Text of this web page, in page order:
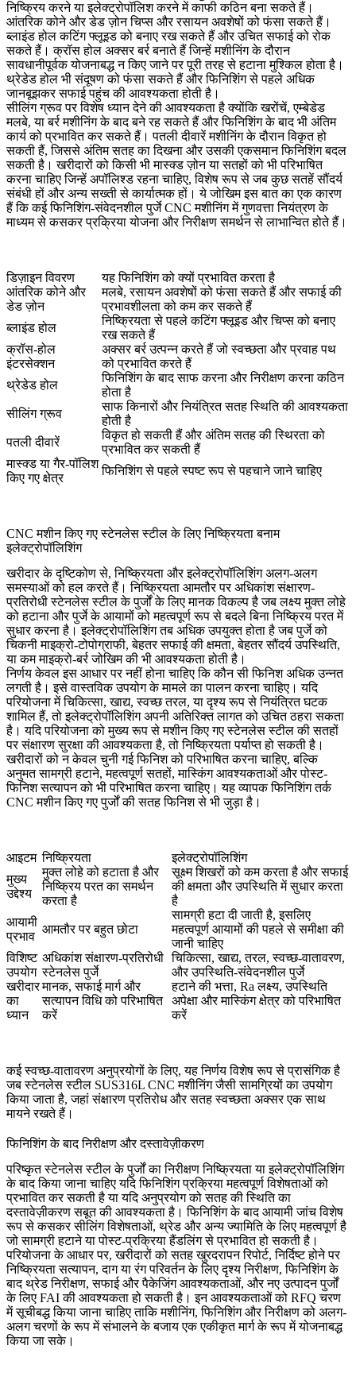
निष्क्रिय करने या इलेक्ट्रोपॉलिश करने में काफी कठिन बना सकते हैं।
आंतरिक कोने और डेड ज़ोन चिप्स और रसायन अवशेषों को फंसा सकते हैं।
ब्लाइंड होल कटिंग फ्लूइड को बनाए रख सकते हैं और उचित सफाई को रोक
सकते हैं। क्रॉस होल अक्सर बर्र बनाते हैं जिन्हें मशीनिंग के दौरान
सावधानीपूर्वक योजनाबद्ध न किए जाने पर पूरी तरह से हटाना मुश्किल होता है।
थ्रेडेड होल भी संदूषण को फंसा सकते हैं और फिनिशिंग से पहले अधिक
जानबूझकर सफाई पहुंच की आवश्यकता होती है।
सीलिंग ग्रूव पर विशेष ध्यान देने की आवश्यकता है क्योंकि खरोंचें, एम्बेडेड
मलबे, या बर्र मशीनिंग के बाद बने रह सकते हैं और फिनिशिंग के बाद भी अंतिम
कार्य को प्रभावित कर सकते हैं। पतली दीवारें मशीनिंग के दौरान विकृत हो
सकती हैं, जिससे अंतिम सतह का दिखना और उसकी एकसमान फिनिशिंग बदल
सकती है। खरीदारों को किसी भी मास्क्ड ज़ोन या सतहों को भी परिभाषित
करना चाहिए जिन्हें अपॉलिश्ड रहना चाहिए, विशेष रूप से जब कुछ सतहें सौंदर्य
संबंधी हों और अन्य सख्ती से कार्यात्मक हों। ये जोखिम इस बात का एक कारण
हैं कि कई फिनिशिंग-संवेदनशील पुर्जेCNC मशीनिंग में गुणवत्ता नियंत्रणके
माध्यम से कसकर प्रक्रिया योजना और निरीक्षण समर्थन से लाभान्वित होते हैं।
डिज़ाइन विवरण
यह फिनिशिंग को क्यों प्रभावित करता है
आंतरिक कोने और
डेड ज़ोन
मलबे, रसायन अवशेषों को फंसा सकते हैं और सफाई की
प्रभावशीलता को कम कर सकते हैं
ब्लाइंड होल
निष्क्रियता से पहले कटिंग फ्लूइड और चिप्स को बनाए
रख सकते हैं
क्रॉस-होल
इंटरसेक्शन
अक्सर बर्र उत्पन्न करते हैं जो स्वच्छता और प्रवाह पथ
को प्रभावित करते हैं
थ्रेडेड होल
फिनिशिंग के बाद साफ करना और निरीक्षण करना कठिन
होता है
सीलिंग ग्रूव
साफ किनारों और नियंत्रित सतह स्थिति की आवश्यकता
होती है
पतली दीवारें
विकृत हो सकती हैं और अंतिम सतह की स्थिरता को
प्रभावित कर सकती हैं
मास्क्ड या गैर-पॉलिश
किए गए क्षेत्र
फिनिशिंग से पहले स्पष्ट रूप से पहचाने जाने चाहिए
CNC मशीन किए गए स्टेनलेस स्टील के लिए निष्क्रियता बनाम
इलेक्ट्रोपॉलिशिंग
खरीदार के दृष्टिकोण से, निष्क्रियता और इलेक्ट्रोपॉलिशिंग अलग-अलग
समस्याओं को हल करते हैं। निष्क्रियता आमतौर पर अधिकांश संक्षारण-
प्रतिरोधी स्टेनलेस स्टील के पुर्जों के लिए मानक विकल्प है जब लक्ष्य मुक्त लोहे
को हटाना और पुर्जे के आयामों को महत्वपूर्ण रूप से बदले बिना निष्क्रिय परत में
सुधार करना है। इलेक्ट्रोपॉलिशिंग तब अधिक उपयुक्त होता है जब पुर्जे को
चिकनी माइक्रो-टोपोग्राफी, बेहतर सफाई की क्षमता, बेहतर सौंदर्य उपस्थिति,
या कम माइक्रो-बर्र जोखिम की भी आवश्यकता होती है।
निर्णय केवल इस आधार पर नहीं होना चाहिए कि कौन सी फिनिश अधिक उन्नत
लगती है। इसे वास्तविक उपयोग के मामले का पालन करना चाहिए। यदि
परियोजना में चिकित्सा, खाद्य, स्वच्छ तरल, या दृश्य रूप से नियंत्रित घटक
शामिल हैं, तो इलेक्ट्रोपॉलिशिंग अपनी अतिरिक्त लागत को उचित ठहरा सकता
है। यदि परियोजना को मुख्य रूप से मशीन किए गए स्टेनलेस स्टील की सतहों
पर संक्षारण सुरक्षा की आवश्यकता है, तो निष्क्रियता पर्याप्त हो सकती है।
खरीदारों को न केवल चुनी गई फिनिश को परिभाषित करना चाहिए, बल्कि
अनुमत सामग्री हटाने, महत्वपूर्ण सतहों, मास्किंग आवश्यकताओं और पोस्ट-
फिनिश सत्यापन को भी परिभाषित करना चाहिए। यह व्यापक फिनिशिंग तर्क
CNC मशीन किए गए पुर्जों की सतह फिनिशसे भी जुड़ा है।
आइटम निष्क्रियता
इलेक्ट्रोपॉलिशिंग
मुख्य
उद्देश्य
मुक्त लोहे को हटाता है और
निष्क्रिय परत का समर्थन
करता है
सूक्ष्म शिखरों को कम करता है और सफाई
की क्षमता और उपस्थिति में सुधार करता
है
आयामी
प्रभाव
आमतौर पर बहुत छोटा
सामग्री हटा दी जाती है, इसलिए
महत्वपूर्ण आयामों की पहले से समीक्षा की
जानी चाहिए
विशिष्ट
उपयोग
अधिकांश संक्षारण-प्रतिरोधी
स्टेनलेस पुर्जे
चिकित्सा, खाद्य, तरल, स्वच्छ-वातावरण,
और उपस्थिति-संवेदनशील पुर्जे
खरीदार
का
ध्यान
मानक, सफाई मार्ग और
सत्यापन विधि को परिभाषित
करें
हटाने की भत्ता, Ra लक्ष्य, उपस्थिति
अपेक्षा और मास्किंग क्षेत्र को परिभाषित
करें
कई स्वच्छ-वातावरण अनुप्रयोगों के लिए, यह निर्णय विशेष रूप से प्रासंगिक है
जबस्टेनलेस स्टील SUS316L CNC मशीनिंगजैसी सामग्रियों का उपयोग
किया जाता है, जहां संक्षारण प्रतिरोध और सतह स्वच्छता अक्सर एक साथ
मायने रखते हैं।
फिनिशिंग के बाद निरीक्षण और दस्तावेज़ीकरण
परिष्कृत स्टेनलेस स्टील के पुर्जों का निरीक्षण निष्क्रियता या इलेक्ट्रोपॉलिशिंग
के बाद किया जाना चाहिए यदि फिनिशिंग प्रक्रिया महत्वपूर्ण विशेषताओं को
प्रभावित कर सकती है या यदि अनुप्रयोग को सतह की स्थिति का
दस्तावेज़ीकरण सबूत की आवश्यकता है। फिनिशिंग के बाद आयामी जांच विशेष
रूप से कसकर सीलिंग विशेषताओं, थ्रेड और अन्य ज्यामिति के लिए महत्वपूर्ण है
जो सामग्री हटाने या पोस्ट-प्रक्रिया हैंडलिंग से प्रभावित हो सकती है।
परियोजना के आधार पर, खरीदारों को सतह खुरदरापन रिपोर्ट, निर्दिष्ट होने पर
निष्क्रियता सत्यापन, दाग या रंग परिवर्तन के लिए दृश्य निरीक्षण, फिनिशिंग के
बाद थ्रेड निरीक्षण, सफाई और पैकेजिंग आवश्यकताओं, और नए उत्पादन पुर्जों
के लिए FAI की आवश्यकता हो सकती है। इन आवश्यकताओं को RFQ चरण
में सूचीबद्ध किया जाना चाहिए ताकि मशीनिंग, फिनिशिंग और निरीक्षण को अलग-
अलग चरणों के रूप में संभालने के बजाय एक एकीकृत मार्ग के रूप में योजनाबद्ध
किया जा सके।